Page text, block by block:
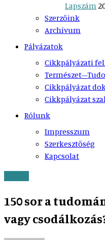
Lapszám
Szerzőink
Archívum
Pályázatok
Cikkpályázati
Cikkpályázat
Cikkpályázat
Rólunk
Impresszum
Szerkesztőség
Kapcsolat
150 sor a
vagy